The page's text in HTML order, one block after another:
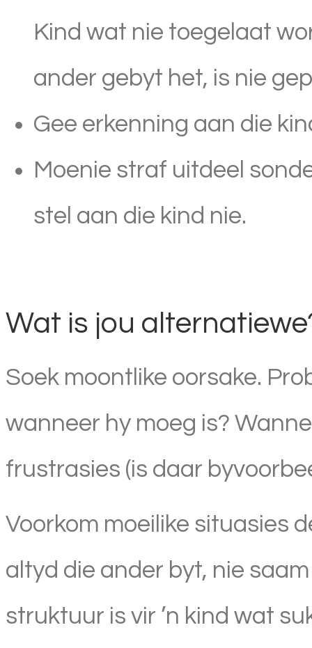
Kind wat nie toegelaat
ander gebyt het, is nie
Gee erkenning aan die
Moenie straf uitdeel
stel aan die kind nie.
Wat is jou
Soek moontlike oorsake.
wanneer hy moeg is?
frustrasies (is daar
Voorkom moeilike situasies
altyd die ander byt, nie
struktuur is vir ’n kind wat